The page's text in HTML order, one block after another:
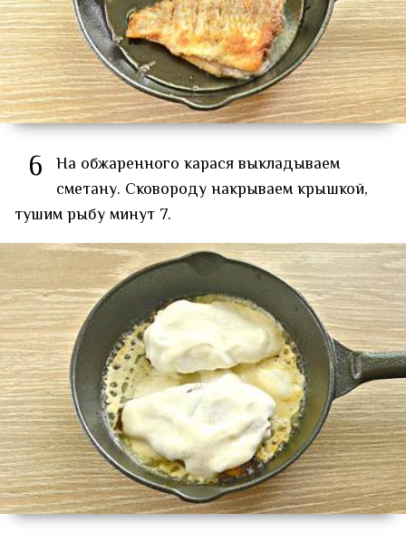
6 На обжаренного карася выкладываем
сметану. Сковороду накрываем крышкой,
тушим рыбу минут 7.